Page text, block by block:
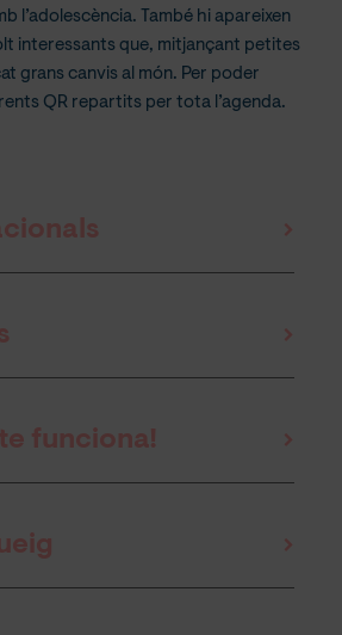
l’adolescència. També hi apareixen
interessants que, mitjançant petites
grans canvis al món. Per poder
QR repartits per tota l’agenda.
funciona!